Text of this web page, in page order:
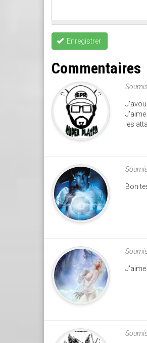
Enregistrer
Commentaires
les
Bon
J'aime